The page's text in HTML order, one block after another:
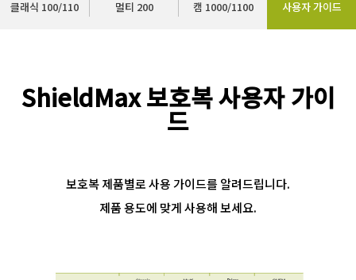
클래식 100/110 멀티 200 캠 1000/1100 사용자 가이드
ShieldMax 보호복 사용자 가이
드
보호복 제품별로 사용 가이드를 알려드립니다.
제품 용도에 맞게 사용해 보세요.